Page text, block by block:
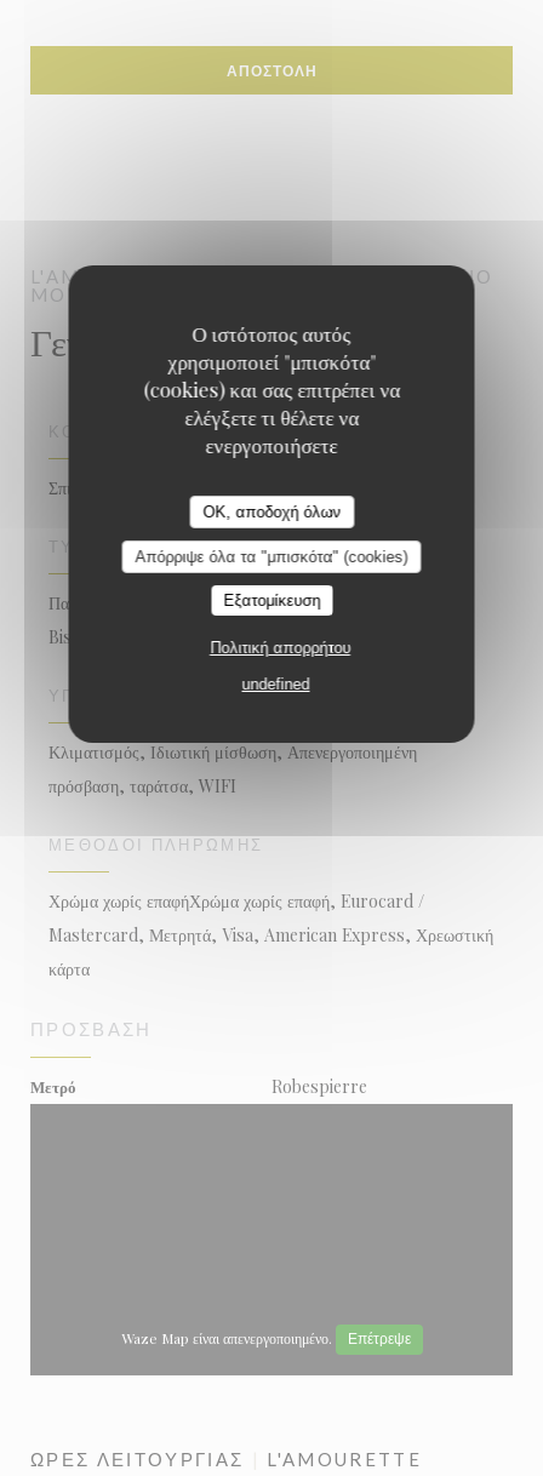
Ο ιστότοπος αυτός
χρησιμοποιεί "μπισκότα"
(cookies) και σας επιτρέπει να
ελέγξετε τι θέλετε να
ενεργοποιήσετε
OK, αποδοχή όλων
Απόρριψε όλα τα "μπισκότα" (cookies)
Εξατομίκευση
Πολιτική απορρήτου
undefined
L'AMOURETTE
ΠΑΡΑΔΟΣΙΑΚΌ ΕΣΤΙΑΤΌΡΙΟ
MONTREUIL
Γενικές πληροφορίες
ΚΟΥΖΊΝΑ
Σπιτικό, νωπού προϊόντος
ΤΎΠΟΣ ΕΠΙΧΕΊΡΗΣΗΣ
Παραδοσιακό εστιατόριο, Εστιατόριο σε τοπικό επίπεδο,
Bistronomique
ΥΠΗΡΕΣΊΕΣ
Κλιματισμός, Ιδιωτική μίσθωση, Απενεργοποιημένη
πρόσβαση, ταράτσα, WIFI
ΜΈΘΟΔΟΙ ΠΛΗΡΩΜΉΣ
Χρώμα χωρίς επαφήΧρώμα χωρίς επαφή, Eurocard /
Mastercard, Μετρητά, Visa, American Express, Χρεωστική
κάρτα
ΠΡΌΣΒΑΣΗ
Μετρό Robespierre
Waze Map είναι απενεργοποιημένο. Επέτρεψε
ΏΡΕΣ ΛΕΙΤΟΥΡΓΊΑΣ L'AMOURETTE
L'Amourette